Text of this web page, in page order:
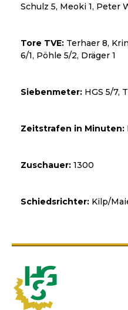
Schulz 5, Meoki 1, Peter
Tore TVE: Terhaer 8,
6/1, Pöhle 5/2, Dräger 1
Siebenmeter: HGS 5/7,
Zeitstrafen in Minuten:
Zuschauer: 1300
Schiedsrichter: Kilp/